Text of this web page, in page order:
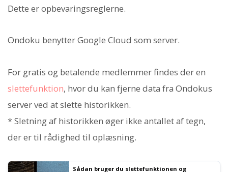
Dette er opbevaringsreglerne.
Ondoku benytter Google Cloud som server.
For gratis og betalende medlemmer findes der en
slettefunktion, hvor du kan fjerne data fra Ondokus
server ved at slette historikken.
* Sletning af historikken øger ikke antallet af tegn,
der er til rådighed til oplæsning.
Sådan bruger du slettefunktionen og